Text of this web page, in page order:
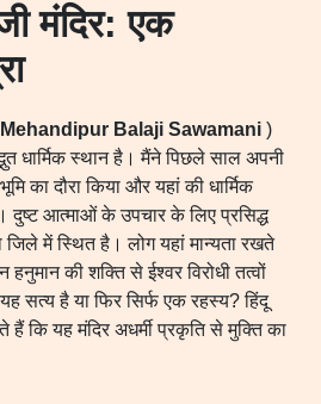
मंदिर: एक
Mehandipur Balaji Sawamani )
धार्मिक स्थान है। मैंने पिछले साल अपनी
का दौरा किया और यहां की धार्मिक
दुष्ट आत्माओं के उपचार के लिए प्रसिद्ध
जिले में स्थित है। लोग यहां मान्यता रखते
की शक्ति से ईश्वर विरोधी तत्वों
सत्य है या फिर सिर्फ एक रहस्य? हिंदू
हैं कि यह मंदिर अधर्मी प्रकृति से मुक्ति का